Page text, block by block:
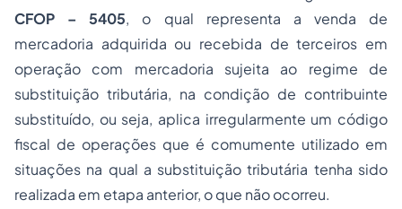
CFOP – 5405, o qual representa a venda de
mercadoria adquirida ou recebida de terceiros em
operação com mercadoria sujeita ao regime de
substituição tributária, na condição de contribuinte
substituído, ou seja, aplica irregularmente um código
fiscal de operações que é comumente utilizado em
situações na qual a substituição tributária tenha sido
realizada em etapa anterior, o que não ocorreu.